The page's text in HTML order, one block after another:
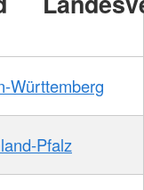
Württemberg
Pfalz